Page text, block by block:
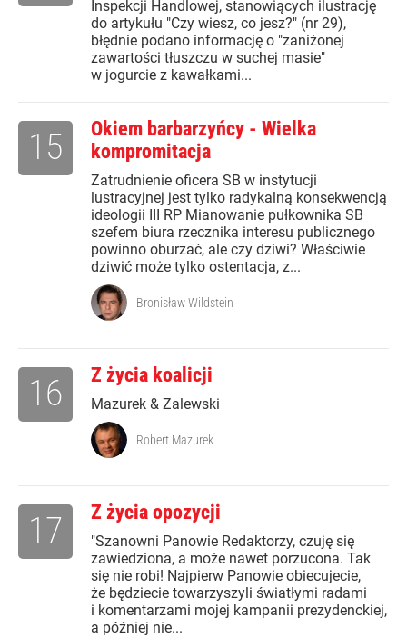
Inspekcji Handlowej, stanowiących ilustrację
do artykułu "Czy wiesz, co jesz?" (nr 29),
błędnie podano informację o "zaniżonej
zawartości tłuszczu w suchej masie"
w jogurcie z kawałkami...
Okiem barbarzyńcy - Wielka
kompromitacja
Zatrudnienie oficera SB w instytucji
lustracyjnej jest tylko radykalną konsekwencją
ideologii III RP Mianowanie pułkownika SB
szefem biura rzecznika interesu publicznego
powinno oburzać, ale czy dziwi? Właściwie
dziwić może tylko ostentacja, z...
15
Bronisław Wildstein
Z życia koalicji
Mazurek & Zalewski
16
Robert Mazurek
Z życia opozycji
"Szanowni Panowie Redaktorzy, czuję się
zawiedziona, a może nawet porzucona. Tak
się nie robi! Najpierw Panowie obiecujecie,
że będziecie towarzyszyli światłymi radami
i komentarzami mojej kampanii prezydenckiej,
a później nie...
17